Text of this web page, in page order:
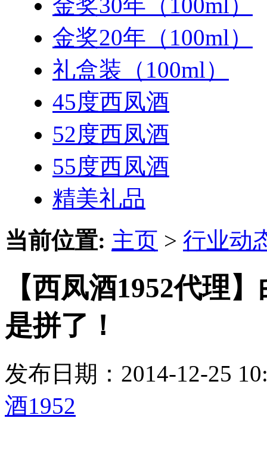
金奖20年（100ml）
礼盒装（100ml）
45度西凤酒
52度西凤酒
55度西凤酒
精美礼品
当前位置: 主页 > 行业动
【西凤酒1952代理
是拼了！
发布日期：2014-12-25
酒1952